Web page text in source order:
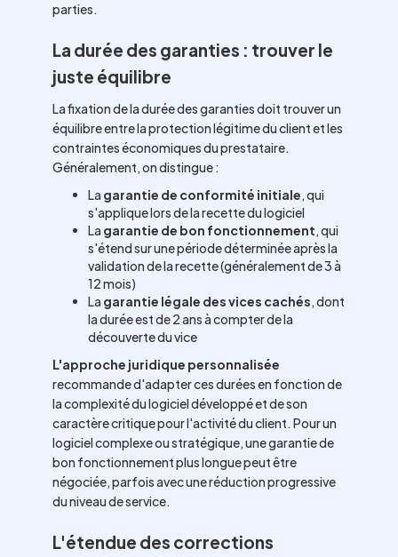
parties.
La durée des garanties : trouver le
juste équilibre
La fixation de la durée des garanties doit trouver un
équilibre entre la protection légitime du client et les
contraintes économiques du prestataire.
Généralement, on distingue :
La garantie de conformité initiale, qui
s'applique lors de la recette du logiciel
La garantie de bon fonctionnement, qui
s'étend sur une période déterminée après la
validation de la recette (généralement de 3 à
12 mois)
La garantie légale des vices cachés, dont
la durée est de 2 ans à compter de la
découverte du vice
L'approche juridique personnalisée
recommande d'adapter ces durées en fonction de
la complexité du logiciel développé et de son
caractère critique pour l'activité du client. Pour un
logiciel complexe ou stratégique, une garantie de
bon fonctionnement plus longue peut être
négociée, parfois avec une réduction progressive
du niveau de service.
L'étendue des corrections